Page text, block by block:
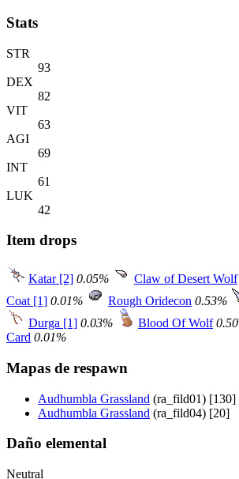
Stats
STR
93
DEX
82
VIT
63
AGI
69
INT
61
LUK
42
Item drops
Katar [2] 0.05% Claw of Desert Wolf
Coat [1] 0.01% Rough Oridecon 0.53%
Durga [1] 0.03% Blood Of Wolf
Card 0.01%
Mapas de respawn
Audhumbla Grassland (ra_fild01) [130]
Audhumbla Grassland (ra_fild04) [20]
Daño elemental
Neutral